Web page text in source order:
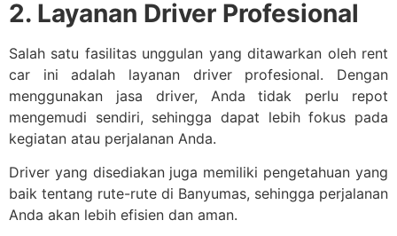
2. Layanan Driver Profesional
Salah satu fasilitas unggulan yang ditawarkan oleh rent
car ini adalah layanan driver profesional. Dengan
menggunakan jasa driver, Anda tidak perlu repot
mengemudi sendiri, sehingga dapat lebih fokus pada
kegiatan atau perjalanan Anda.
Driver yang disediakan juga memiliki pengetahuan yang
baik tentang rute-rute di Banyumas, sehingga perjalanan
Anda akan lebih efisien dan aman.